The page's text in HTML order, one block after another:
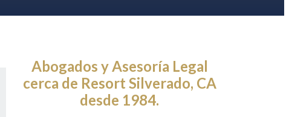
Abogados y Asesoría Legal
cerca de Resort Silverado, CA
desde 1984.